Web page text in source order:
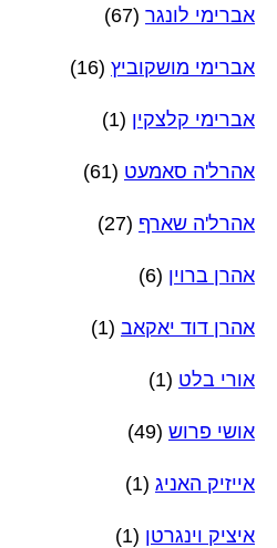
אברימי לונגר (67)
אברימי מושקוביץ (16)
אברימי קלצקין (1)
אהרל'ה סאמעט (61)
אהרל'ה שארף (27)
אהרן ברוין (6)
אהרן דוד יאקאב (1)
אורי בלט (1)
אושי פרוש (49)
אייזיק האניג (1)
איציק וינגרטן (1)